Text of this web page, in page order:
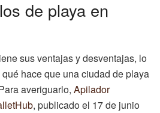
de playa en
sus ventajas y desventajas, lo
hace que una ciudad de playa
averiguarlo, Apilador
, publicado el 17 de junio